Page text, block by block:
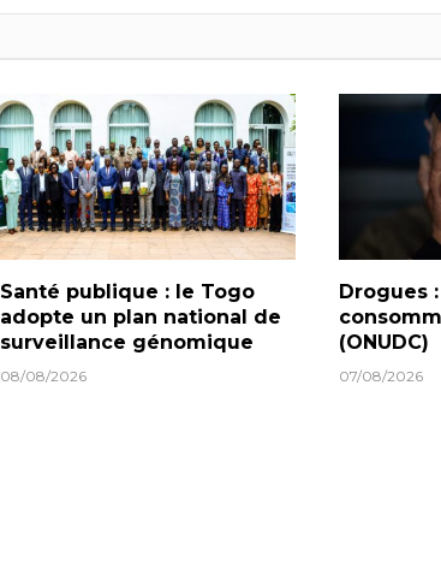
Santé publique : le Togo
adopte un plan national de
surveillance génomique
08/08/2026
Drogues
(ONUDC)
07/08/2026